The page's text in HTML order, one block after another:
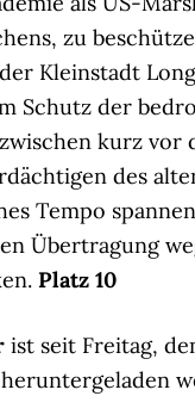
zu
Kleinstadt
Schutz der
kurz vor
des
Tempo
Übertragung
Platz 10
ist seit Freitag,
heruntergeladen